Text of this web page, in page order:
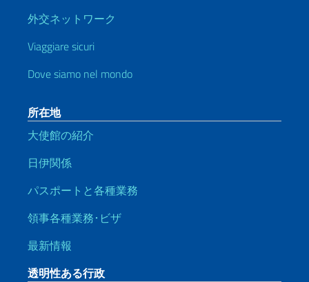
外交ネットワーク
Viaggiare sicuri
Dove siamo nel mondo
所在地
大使館の紹介
日伊関係
パスポートと各種業務
領事各種業務･ビザ
最新情報
透明性ある行政